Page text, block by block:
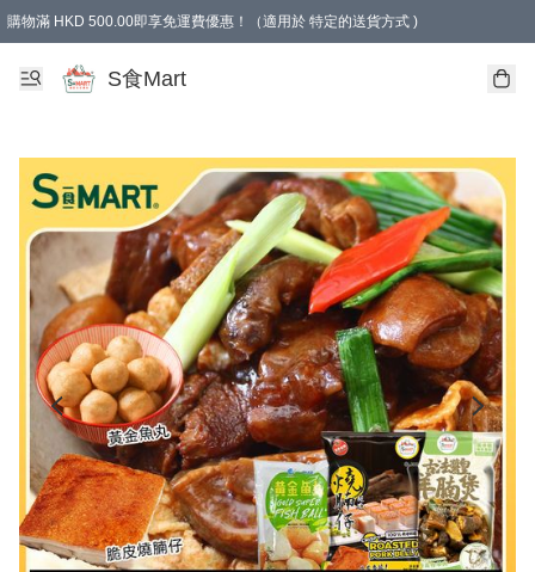
購物滿 HKD 500.00即享免運費優惠！（適用於 特定的送貨方式 )
S食Mart